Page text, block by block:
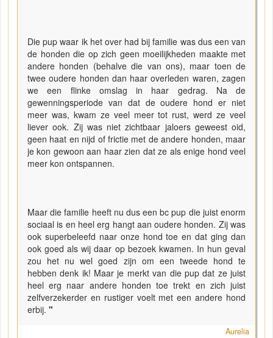
Die pup waar ik het over had bij familie was dus een van
de honden die op zich geen moeilijkheden maakte met
andere honden (behalve die van ons), maar toen de
twee oudere honden dan haar overleden waren, zagen
we een flinke omslag in haar gedrag. Na de
gewenningsperiode van dat de oudere hond er niet
meer was, kwam ze veel meer tot rust, werd ze veel
liever ook. Zij was niet zichtbaar jaloers geweest oid,
geen haat en nijd of frictie met de andere honden, maar
je kon gewoon aan haar zien dat ze als enige hond veel
meer kon ontspannen.
Maar die familie heeft nu dus een bc pup die juist enorm
sociaal is en heel erg hangt aan oudere honden. Zij was
ook superbeleefd naar onze hond toe en dat ging dan
ook goed als wij daar op bezoek kwamen. In hun geval
zou het nu wel goed zijn om een tweede hond te
hebben denk ik! Maar je merkt van die pup dat ze juist
heel erg naar andere honden toe trekt en zich juist
zelfverzekerder en rustiger voelt met een andere hond
erbij. "
Aurelia